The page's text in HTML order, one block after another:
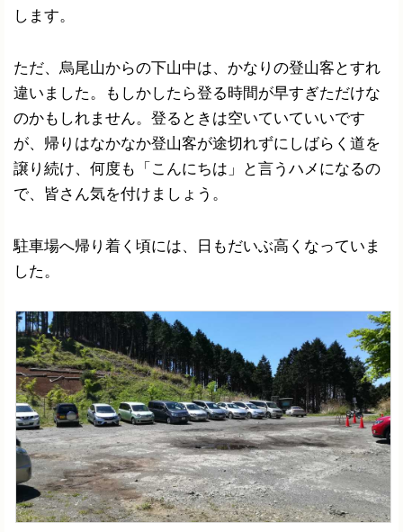
します。
ただ、烏尾山からの下山中は、かなりの登山客とすれ
違いました。もしかしたら登る時間が早すぎただけな
のかもしれません。登るときは空いていていいです
が、帰りはなかなか登山客が途切れずにしばらく道を
譲り続け、何度も「こんにちは」と言うハメになるの
で、皆さん気を付けましょう。
駐車場へ帰り着く頃には、日もだいぶ高くなっていま
した。